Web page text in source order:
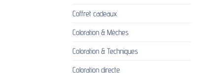
Coffret cadeaux
Coloration & Mèches
Coloration & Techniques
Coloration directe